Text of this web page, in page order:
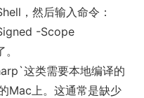
，然后输入命令：
-Scope
这类需要本地编译的
Mac上。这通常是缺少